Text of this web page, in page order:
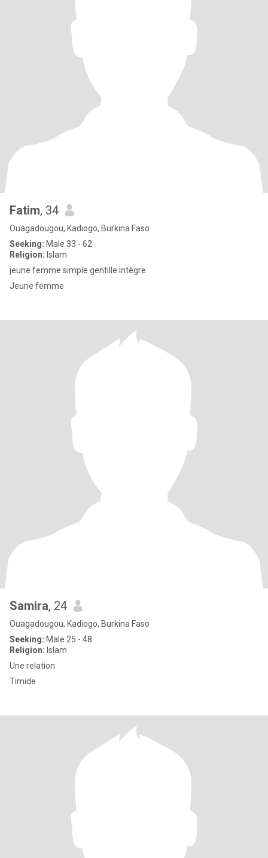
Fatim, 34
Ouagadougou, Kadiogo, Burkina Faso
Seeking: Male 33 - 62
Religion: Islam
jeune femme simple gentille intègre
Jeune femme
Samira, 24
Ouagadougou, Kadiogo, Burkina Faso
Seeking: Male 25 - 48
Religion: Islam
Une relation
Timide